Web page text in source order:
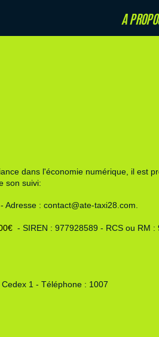
A
dans l'économie numérique, il est
son suivi:
Adresse : contact@ate-taxi28.com.
- SIREN : 977928589 - RCS ou RM
1 - Téléphone : 1007